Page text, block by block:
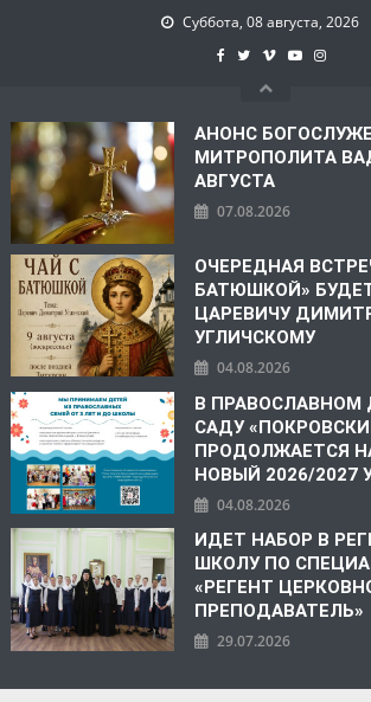
Суббота, 08 августа, 2026
АНОНС
МИТРОПОЛИТА
АВГУСТА
07.08.2026
ОЧЕРЕДНАЯ
БАТЮШКОЙ»
ЦАРЕВИЧУ
УГЛИЧСКОМУ
04.08.2026
В ПРАВОСЛАВНОМ
САДУ
ПРОДОЛЖАЕТСЯ
НОВЫЙ 2026/2027
04.08.2026
ИДЕТ НАБОР В
ШКОЛУ ПО
«РЕГЕНТ
ПРЕПОДАВАТЕЛЬ»
29.07.2026